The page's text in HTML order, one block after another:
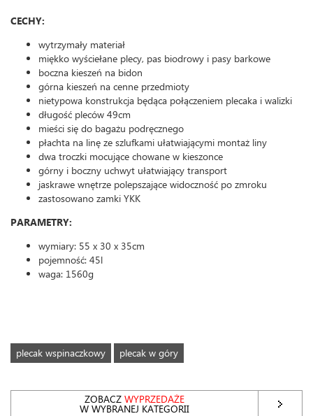
CECHY:
wytrzymały materiał
miękko wyściełane plecy, pas biodrowy i pasy barkowe
boczna kieszeń na bidon
górna kieszeń na cenne przedmioty
nietypowa konstrukcja będąca połączeniem plecaka i walizki
długość pleców 49cm
mieści się do bagażu podręcznego
płachta na linę ze szlufkami ułatwiającymi montaż liny
dwa troczki mocujące chowane w kieszonce
górny i boczny uchwyt ułatwiający transport
jaskrawe wnętrze polepszające widoczność po zmroku
zastosowano zamki YKK
PARAMETRY:
wymiary: 55 x 30 x 35cm
pojemność: 45l
waga: 1560g
plecak wspinaczkowy plecak w góry
ZOBACZWYPRZEDAŻE
W WYBRANEJ KATEGORII